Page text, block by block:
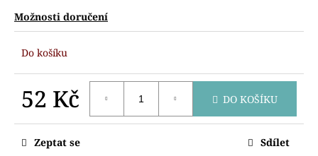
Možnosti doručení
Do košíku
52 Kč DO KOŠÍKU
Zeptat se Sdílet
u
j
e
e
VYKRAJOVÁTKO